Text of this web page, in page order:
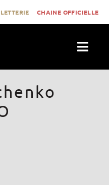
CHAINE OFFICIELLE